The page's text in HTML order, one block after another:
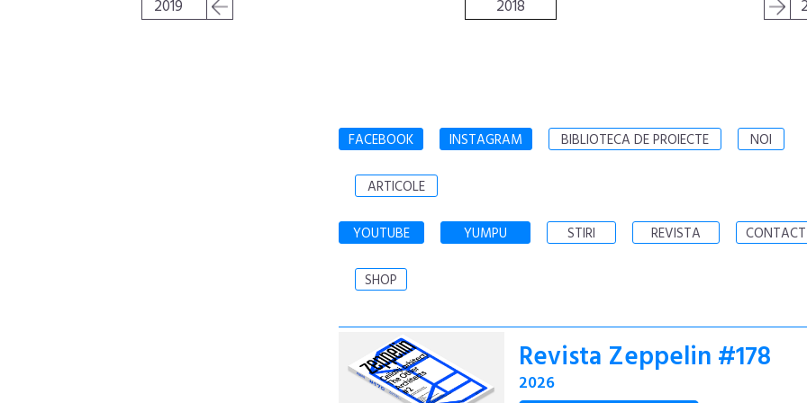
2019 2018
FACEBOOK INSTAGRAM BIBLIOTECA DE PROIECTE NOI
ARTICOLE
YOUTUBE YUMPU STIRI REVISTA CONTACT
SHOP
Revista Zeppelin #178
2026